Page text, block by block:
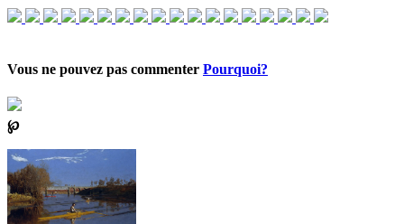
Vous ne pouvez pas commenter Pourquoi?
℘